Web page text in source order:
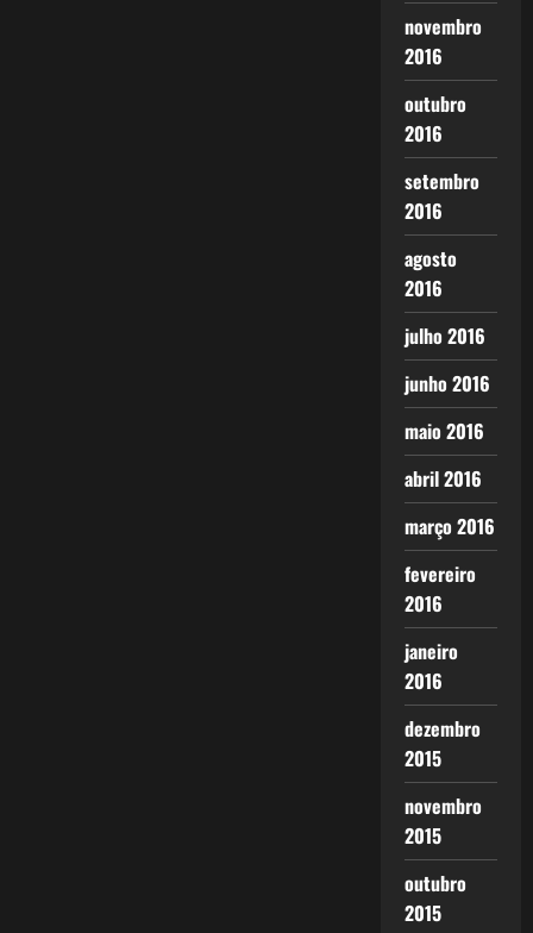
novembro
2016
outubro
2016
setembro
2016
agosto
2016
julho 2016
junho 2016
maio 2016
abril 2016
março 2016
fevereiro
2016
janeiro
2016
dezembro
2015
novembro
2015
outubro
2015